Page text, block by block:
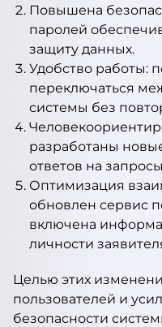
Повышена
паролей
защиту данных.
Удобство работы:
переключаться
системы без
разработаны
ответов на
Оптимизация
обновлен сервис
включена
личности
Целью этих
пользователей и
безопасности